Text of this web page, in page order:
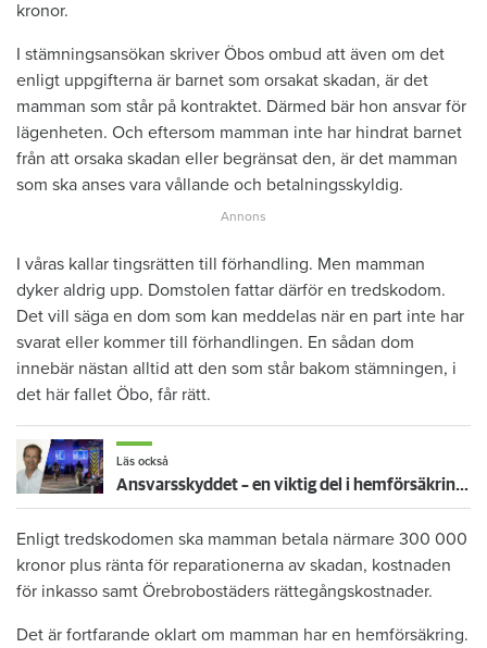
kronor.
I stämningsansökan skriver Öbos ombud att även om det
enligt uppgifterna är barnet som orsakat skadan, är det
mamman som står på kontraktet. Därmed bär hon ansvar för
lägenheten. Och eftersom mamman inte har hindrat barnet
från att orsaka skadan eller begränsat den, är det mamman
som ska anses vara vållande och betalningsskyldig.
I våras kallar tingsrätten till förhandling. Men mamman
dyker aldrig upp. Domstolen fattar därför en tredskodom.
Det vill säga en dom som kan meddelas när en part inte har
svarat eller kommer till förhandlingen. En sådan dom
innebär nästan alltid att den som står bakom stämningen, i
det här fallet Öbo, får rätt.
Läs också
Ansvarsskyddet – en viktig del i hemförsäkringen
Enligt tredskodomen ska mamman betala närmare 300 000
kronor plus ränta för reparationerna av skadan, kostnaden
för inkasso samt Örebrobostäders rättegångskostnader.
Det är fortfarande oklart om mamman har en hemförsäkring.